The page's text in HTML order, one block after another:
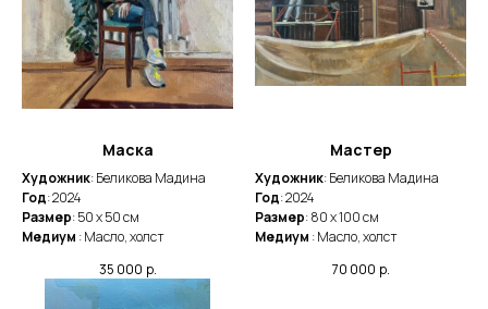
Маска
Художник: Беликова Мадина
Год: 2024
Размер: 50 х 50 см
Медиум : Масло, холст
35 000 р.
Мастер
Художник: Беликова Мадина
Год: 2024
Размер: 80 х 100 см
Медиум : Масло, холст
70 000 р.